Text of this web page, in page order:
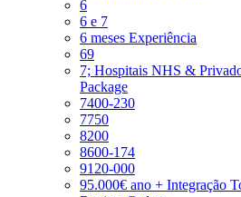
6
6 e 7
6 meses Experiência
69
7; Hospitais NHS &
Package
7400-230
7750
8200
8600-174
9120-000
95.000€ ano + Integração